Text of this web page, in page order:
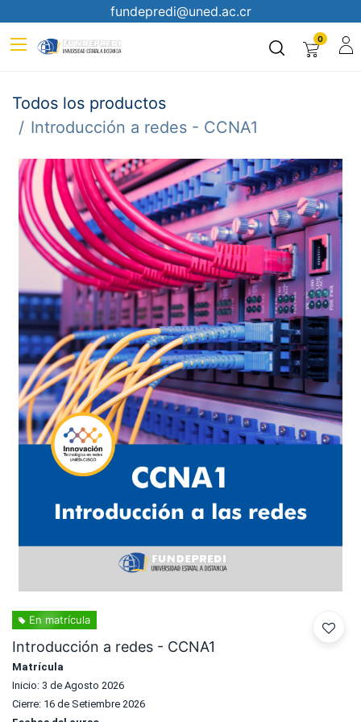
fundepredi@uned.ac.cr
0
Todos los productos
Introducción a redes - CCNA1
En matrícula
Introducción a redes - CCNA1
Matrícula
Inicio: 3 de Agosto 2026
Cierre: 16 de Setiembre 2026